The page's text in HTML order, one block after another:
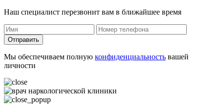
Наш специалист перезвонит вам в ближайшее время
Отправить
Мы обеспечиваем полную конфиденциальность вашей
личности